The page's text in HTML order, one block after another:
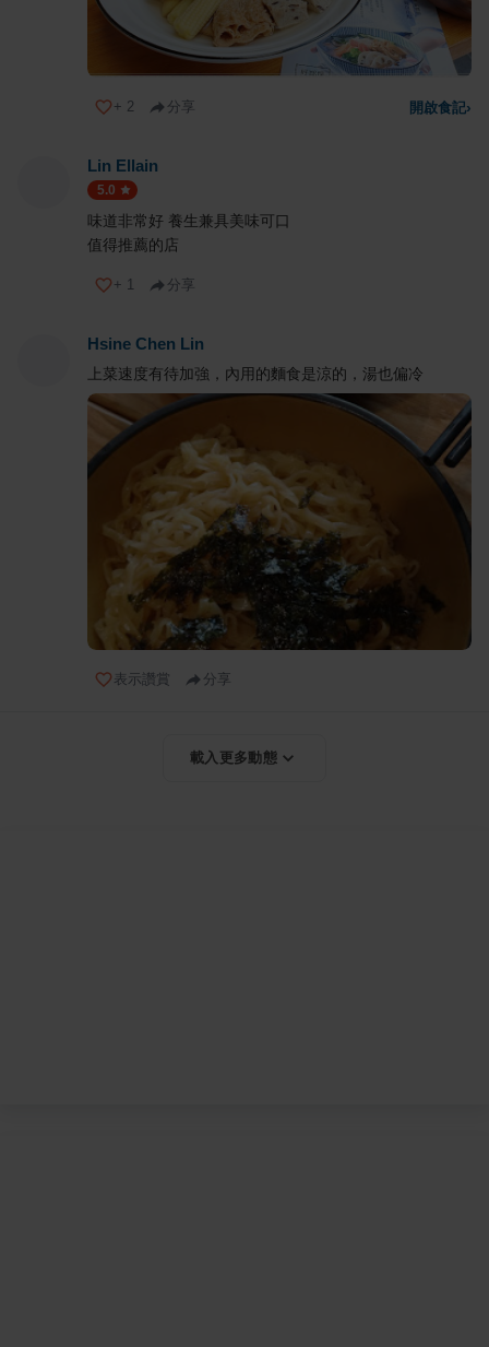
+ 2 分享 開啟食記›
Lin Ellain
5.0
味道非常好 養生兼具美味可口
值得推薦的店
+ 1 分享
Hsine Chen Lin
上菜速度有待加強，內用的麵食是涼的，湯也偏冷
表示讚賞 分享
載入更多動態